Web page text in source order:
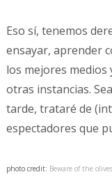
Eso sí, tenemos
ensayar, aprender
los mejores
otras instancias.
tarde, trataré de
espectadores que
photo credit: Beware of the olives